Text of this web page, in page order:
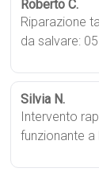
Roberto C.
Riparazione
da salvare:
Silvia N.
Intervento
funzionante a